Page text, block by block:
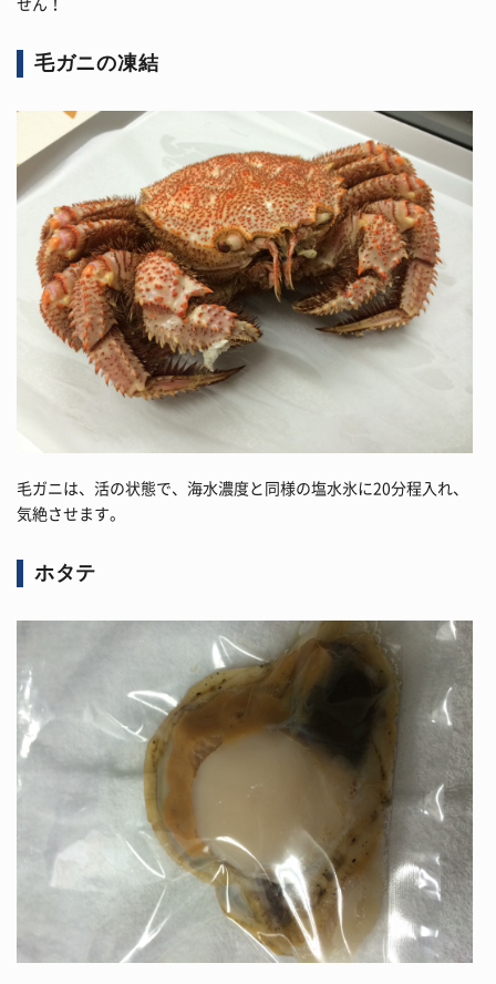
毛ガニの凍結
毛ガニは、活の状態で、海水濃度と同様の塩水氷に20分程入れ、
気絶させます。
ホタテ